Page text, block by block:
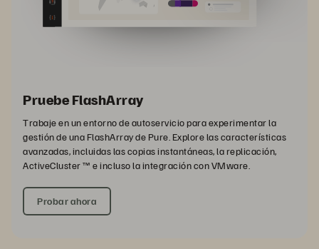
Pruebe FlashArray
Trabaje en un entorno de autoservicio para experimentar la
gestión de una FlashArray de Pure. Explore las características
avanzadas, incluidas las copias instantáneas, la replicación,
ActiveCluster ™ e incluso la integración con VMware.
Probar ahora